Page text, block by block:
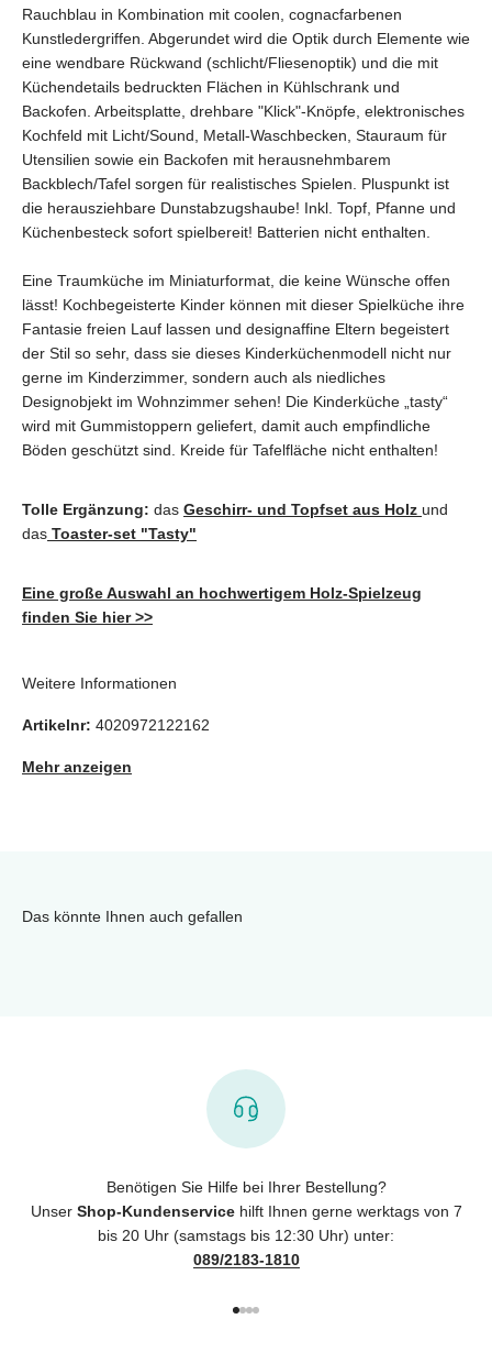
Rauchblau in Kombination mit coolen, cognacfarbenen
Kunstledergriffen. Abgerundet wird die Optik durch Elemente wie
eine wendbare Rückwand (schlicht/Fliesenoptik) und die mit
Küchendetails bedruckten Flächen in Kühlschrank und
Backofen. Arbeitsplatte, drehbare "Klick"-Knöpfe, elektronisches
Kochfeld mit Licht/Sound, Metall-Waschbecken, Stauraum für
Utensilien sowie ein Backofen mit herausnehmbarem
Backblech/Tafel sorgen für realistisches Spielen. Pluspunkt ist
die herausziehbare Dunstabzugshaube! Inkl. Topf, Pfanne und
Küchenbesteck sofort spielbereit! Batterien nicht enthalten.
Eine Traumküche im Miniaturformat, die keine Wünsche offen
lässt! Kochbegeisterte Kinder können mit dieser Spielküche ihre
Fantasie freien Lauf lassen und designaffine Eltern begeistert
der Stil so sehr, dass sie dieses Kinderküchenmodell nicht nur
gerne im Kinderzimmer, sondern auch als niedliches
Designobjekt im Wohnzimmer sehen! Die Kinderküche „tasty“
wird mit Gummistoppern geliefert, damit auch empfindliche
Böden geschützt sind. Kreide für Tafelfläche nicht enthalten!
Tolle Ergänzung: das Geschirr- und Topfset aus Holz und
das Toaster-set "Tasty"
Eine große Auswahl an hochwertigem Holz-Spielzeug
finden Sie hier >>
Weitere Informationen
Artikelnr: 4020972122162
Mehr anzeigen
Das könnte Ihnen auch gefallen
Benötigen Sie Hilfe bei Ihrer Bestellung?
Unser Shop-Kundenservicehilft Ihnen gerne werktags von 7
bis 20 Uhr (samstags bis 12:30 Uhr) unter:
089/2183-1810